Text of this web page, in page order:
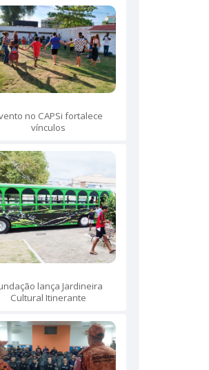
no CAPSi fortalece
vínculos
lança Jardineira
Cultural Itinerante